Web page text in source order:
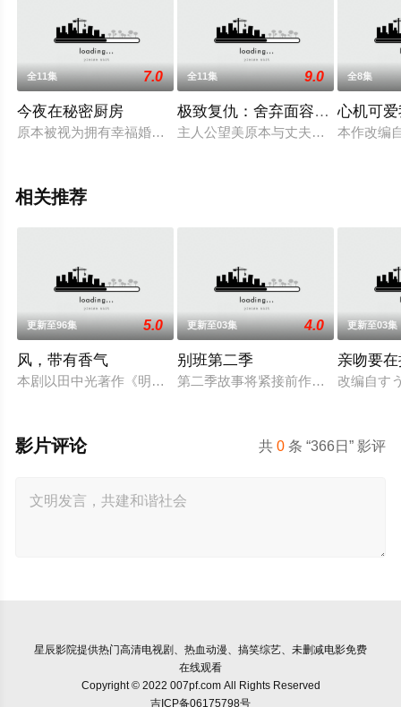
全11集 7.0
今夜在秘密厨房
原本被视为拥有幸福婚姻的主妇坪仓步（木南晴夏 饰），实际
全11集 9.0
极致复仇：舍弃面容的家政妇
主人公望美原本与丈夫良一即将迎来
全8集
心机可
本作改编
相关推荐
更新至96集 5.0
风，带有香气
本剧以田中光著作《明治的南丁格尔 大关和物语》为原案，取
更新至03集 4.0
别班第二季
第二季故事将紧接前作结局展开，以
更新至03集
亲吻要
改编自す
共0 条 “366日” 影评
影片评论
星辰影院提供热门高清电视剧、热血动漫、搞笑综艺、未删减电影免费
在线观看
Copyright © 2022 007pf.com All Rights Reserved
吉ICP备06175798号